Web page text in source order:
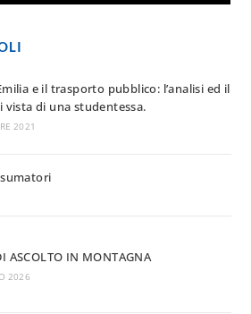
e il trasporto pubblico: l’analisi ed il
vista di una studentessa.
2021
ASCOLTO IN MONTAGNA
2026